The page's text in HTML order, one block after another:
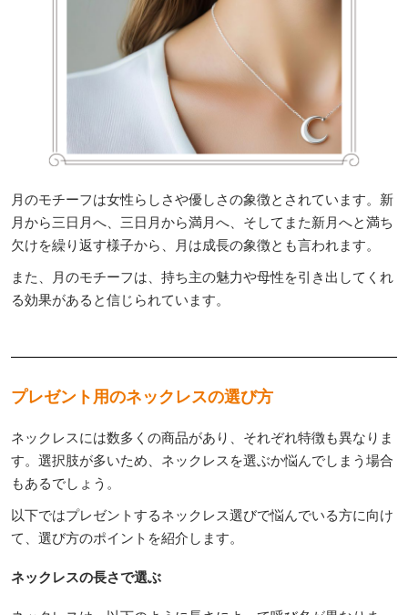
月のモチーフは女性らしさや優しさの象徴とされています。新
月から三日月へ、三日月から満月へ、そしてまた新月へと満ち
欠けを繰り返す様子から、月は成長の象徴とも言われます。
また、月のモチーフは、持ち主の魅力や母性を引き出してくれ
る効果があると信じられています。
プレゼント用のネックレスの選び方
ネックレスには数多くの商品があり、それぞれ特徴も異なりま
す。選択肢が多いため、ネックレスを選ぶか悩んでしまう場合
もあるでしょう。
以下ではプレゼントするネックレス選びで悩んでいる方に向け
て、選び方のポイントを紹介します。
ネックレスの長さで選ぶ